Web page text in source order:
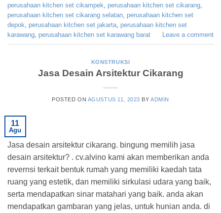
perusahaan kitchen set cikampek, perusahaan kitchen set cikarang,
perusahaan kitchen set cikarang selatan, perusahaan kitchen set
depok, perusahaan kitchen set jakarta, perusahaan kitchen set
karawang, perusahaan kitchen set karawang barat Leave a comment
KONSTRUKSI
Jasa Desain Arsitektur Cikarang
POSTED ON AGUSTUS 11, 2023 BY ADMIN
11
Agu
Jasa desain arsitektur cikarang. bingung memilih jasa
desain arsitektur? . cv.alvino kami akan memberikan anda
revernsi terkait bentuk rumah yang memiliki kaedah tata
ruang yang estetik, dan memiliki sirkulasi udara yang baik,
serta mendapatkan sinar matahari yang baik. anda akan
mendapatkan gambaran yang jelas, untuk hunian anda. di